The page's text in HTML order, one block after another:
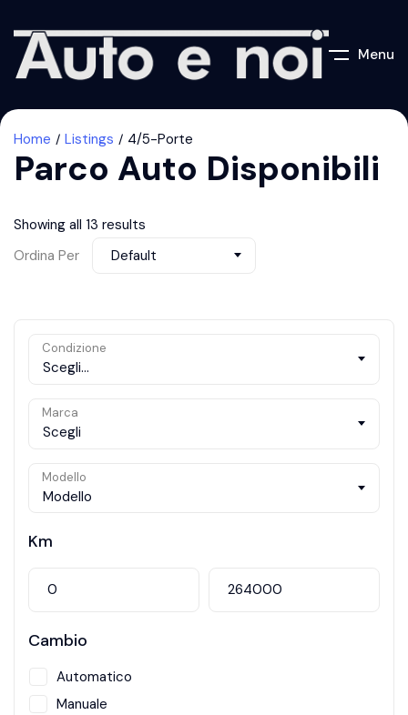
Menu
Home Listings 4/5-Porte
Parco Auto Disponibili
Showing all 13 results
Ordina Per
Default
Condizione
Scegli...
Marca
Scegli
Modello
Modello
Km
Cambio
Automatico
Manuale